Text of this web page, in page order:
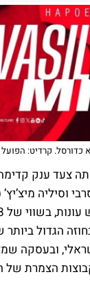
כדורסל. קרדיט:
צעד ענק
בחוזה הגדול
ובעסקה
הצמרת של